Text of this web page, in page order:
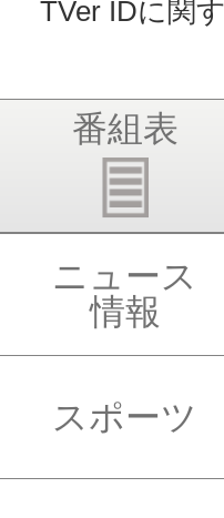
TVer IDに関
番組表
ニュース
情報
スポーツ